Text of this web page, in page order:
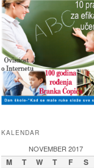
KALENDAR
NOVEMBER 2017
M T W T F S